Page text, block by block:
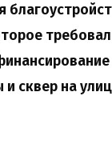
и сквер на